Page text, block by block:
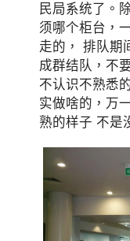
民局系统了。
须哪个柜台，
走的， 排队期
成群结队，不
不认识不熟悉
实做啥的，万
熟的样子 不是